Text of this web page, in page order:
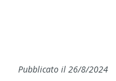
Pubblicato il 26/8/2024